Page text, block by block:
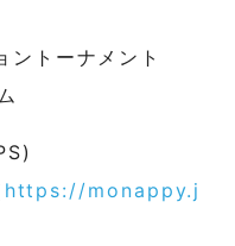
トーナメント
https://monappy.j